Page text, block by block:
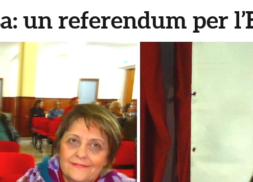
un referendum per